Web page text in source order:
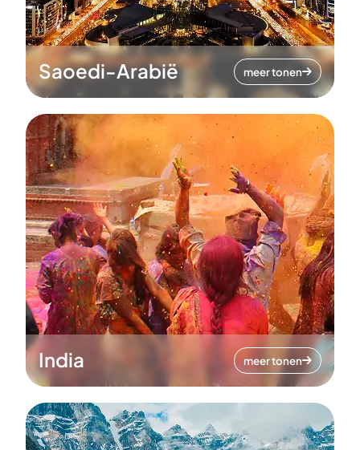
Saoedi-Arabië meer tonen
India meer tonen